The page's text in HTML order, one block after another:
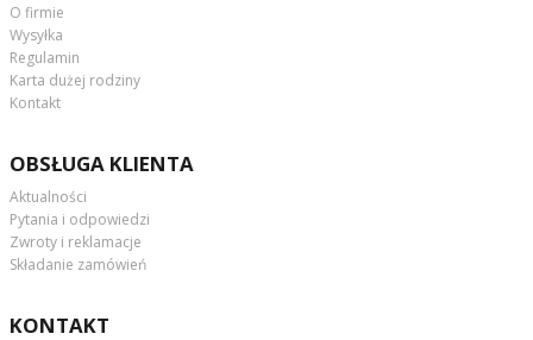
O firmie
Wysyłka
Regulamin
Karta dużej rodziny
Kontakt
OBSŁUGA KLIENTA
Aktualności
Pytania i odpowiedzi
Zwroty i reklamacje
Składanie zamówień
KONTAKT